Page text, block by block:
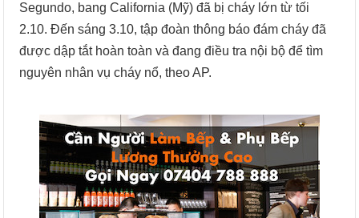
Segundo, bang California (Mỹ) đã bị cháy lớn từ tối
2.10. Đến sáng 3.10, tập đoàn thông báo đám cháy đã
được dập tắt hoàn toàn và đang điều tra nội bộ để tìm
nguyên nhân vụ cháy nổ, theo AP.